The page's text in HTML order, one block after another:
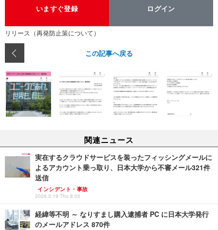
いますぐ登録 ログイン
リリース（再発防止策について）
この記事へ戻る
関連ニュース
実在するクラウドサービスを装ったフィッシングメールに
よるアカウント乗っ取り、日本大学から不審メール321件
送信
インシデント・事故
2026.3.19 Thu 8:05
経緯等不明 ～ なりすまし購入逮捕者 PC に日本大学発行
のメールアドレス 870件